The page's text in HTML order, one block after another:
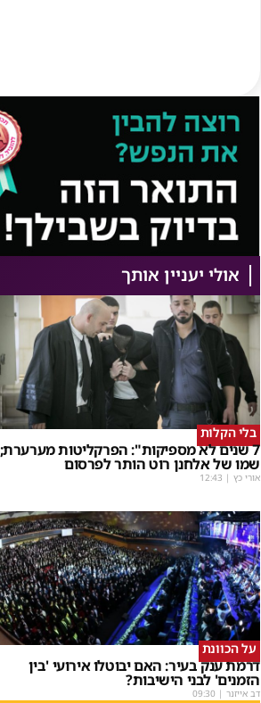
אולי יעניין אותך
בלי הקלות
7 שנים לא מספיקות": הפרקליטות מערערת;
שמו של אלחנן רוט הותר לפרסום
אורי כץ |
12:43
על הכוונת
דרמת ענק בעיר: האם יבוטלו אירועי 'בין
הזמנים' לבני הישיבות?
דב אייזנר |
09:30